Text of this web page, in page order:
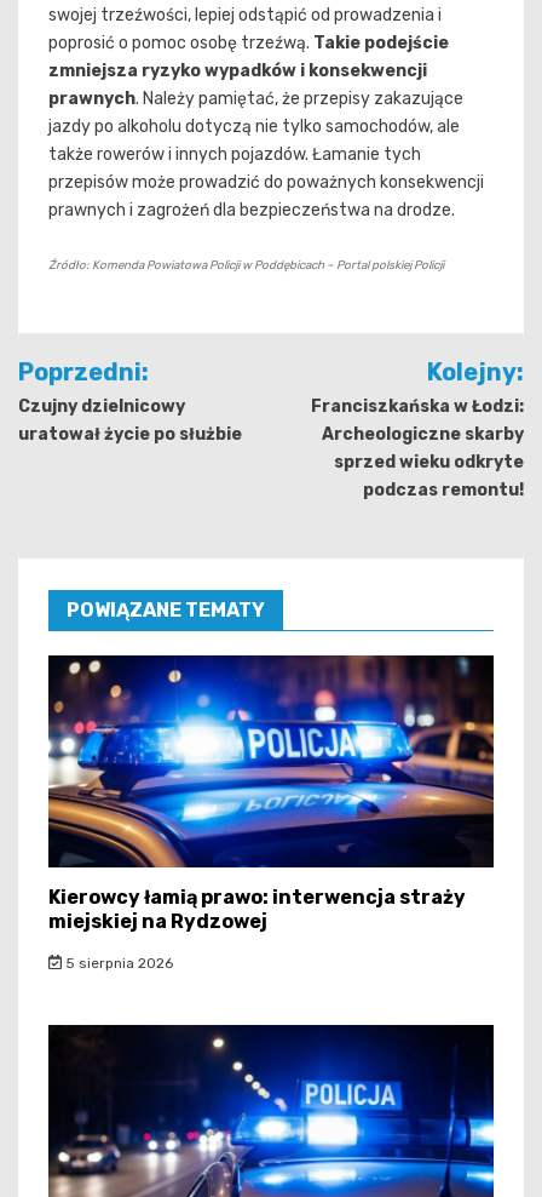
swojej trzeźwości, lepiej odstąpić od prowadzenia i
poprosić o pomoc osobę trzeźwą. Takie podejście
zmniejsza ryzyko wypadków i konsekwencji
prawnych. Należy pamiętać, że przepisy zakazujące
jazdy po alkoholu dotyczą nie tylko samochodów, ale
także rowerów i innych pojazdów. Łamanie tych
przepisów może prowadzić do poważnych konsekwencji
prawnych i zagrożeń dla bezpieczeństwa na drodze.
Źródło: Komenda Powiatowa Policji w Poddębicach – Portal polskiej Policji
Nawigacja
wpisu
Poprzedni:
Czujny dzielnicowy
uratował życie po służbie
Kolejny:
Franciszkańska w Łodzi:
Archeologiczne skarby
sprzed wieku odkryte
podczas remontu!
POWIĄZANE TEMATY
Kierowcy łamią prawo: interwencja straży
miejskiej na Rydzowej
5 sierpnia 2026